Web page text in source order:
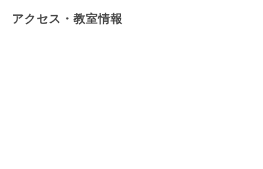
アクセス・教室情報